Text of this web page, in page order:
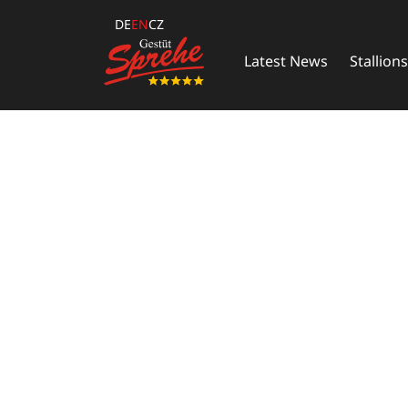
DEENCZ
Latest News Stallions